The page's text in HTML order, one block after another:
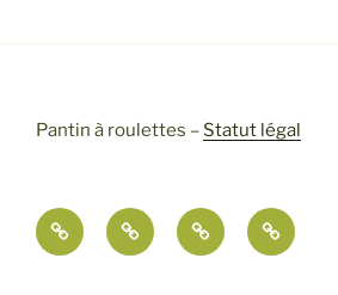
Pantin à roulettes – Statut légal
Indisponibilités
de
Indisponibilités
de
Indisponibilités
de
Archives